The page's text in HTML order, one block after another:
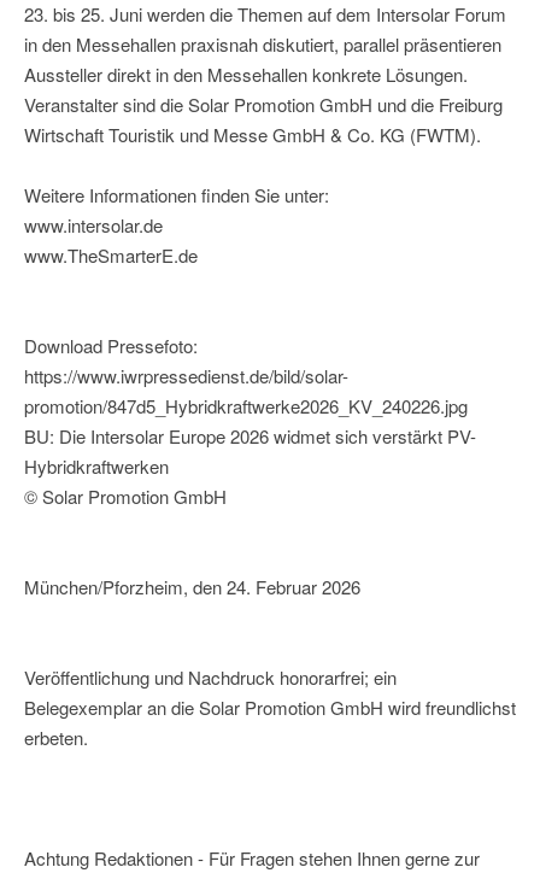
23. bis 25. Juni werden die Themen auf dem Intersolar Forum
in den Messehallen praxisnah diskutiert, parallel präsentieren
Aussteller direkt in den Messehallen konkrete Lösungen.
Veranstalter sind die Solar Promotion GmbH und die Freiburg
Wirtschaft Touristik und Messe GmbH & Co. KG (FWTM).
Weitere Informationen finden Sie unter:
www.intersolar.de
www.TheSmarterE.de
Download Pressefoto:
https://www.iwrpressedienst.de/bild/solar-
promotion/847d5_Hybridkraftwerke2026_KV_240226.jpg
BU: Die Intersolar Europe 2026 widmet sich verstärkt PV-
Hybridkraftwerken
© Solar Promotion GmbH
München/Pforzheim, den 24. Februar 2026
Veröffentlichung und Nachdruck honorarfrei; ein
Belegexemplar an die Solar Promotion GmbH wird freundlichst
erbeten.
Achtung Redaktionen - Für Fragen stehen Ihnen gerne zur